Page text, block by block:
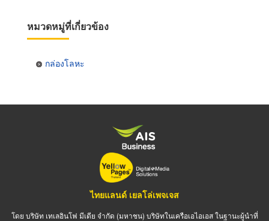
หมวดหมู่ที่เกี่ยวข้อง
กล่องโลหะ
ไทยแลนด์ เยลโล่เพจเจส
โดย บริษัท เทเลอินโฟ มีเดีย จำกัด (มหาชน) บริษัทในเครือเอไอเอส ในฐานะผู้นำที่